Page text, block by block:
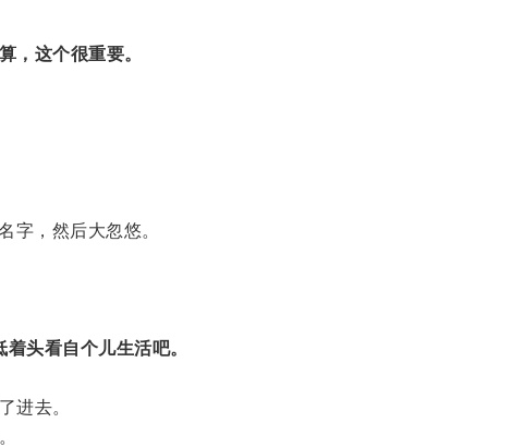
，这个很重要。
字，然后大忽悠。
头看自个儿生活吧。
进去。